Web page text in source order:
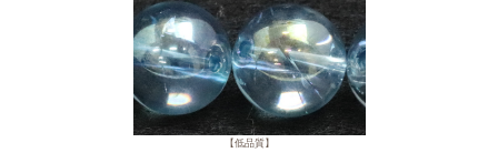
【低品質】